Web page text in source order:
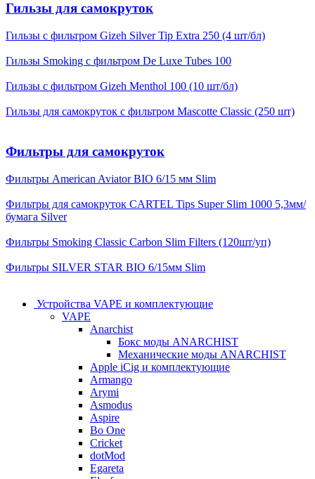
Гильзы для самокруток
Гильзы с фильтром Gizeh Silver Tip Extra 250 (4 шт/бл)
Гильзы Smoking с фильтром De Luxe Tubes 100
Гильзы с фильтром Gizeh Menthol 100 (10 шт/бл)
Гильзы для самокруток с фильтром Mascotte Classic (250 шт)
Фильтры для самокруток
Фильтры American Aviator BIO 6/15 мм Slim
Фильтры для самокруток CARTEL Tips Super Slim 1000 5,3мм/
бумага Silver
Фильтры Smoking Classic Carbon Slim Filters (120шт/уп)
Фильтры SILVER STAR BIO 6/15мм Slim
Устройства VAPE и комплектующие
VAPE
Anarchist
Бокс моды ANARCHIST
Механические моды ANARCHIST
Apple iCig и комплектующие
Armango
Arymi
Asmodus
Aspire
Bo One
Cricket
dotMod
Egareta